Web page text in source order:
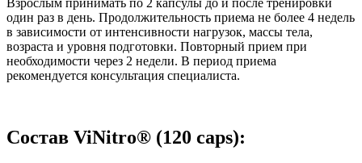
Взрослым принимать по 2 капсулы до и после тренировки
один раз в день. Продолжительность приема не более 4 недель
в зависимости от интенсивности нагрузок, массы тела,
возраста и уровня подготовки. Повторный прием при
необходимости через 2 недели. В период приема
рекомендуется консультация специалиста.
Состав ViNitro® (120 caps):